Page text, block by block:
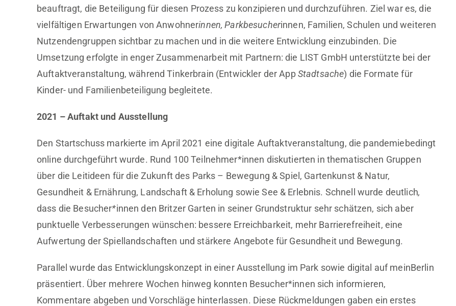
beauftragt, die Beteiligung für diesen Prozess zu konzipieren und durchzuführen. Ziel war es, die
vielfältigen Erwartungen von Anwohnerinnen, Parkbesucherinnen, Familien, Schulen und weiteren
Nutzendengruppen sichtbar zu machen und in die weitere Entwicklung einzubinden. Die
Umsetzung erfolgte in enger Zusammenarbeit mit Partnern: die LIST GmbH unterstützte bei der
Auftaktveranstaltung, während Tinkerbrain (Entwickler der AppStadtsache) die Formate für
Kinder- und Familienbeteiligung begleitete.
2021 – Auftakt und Ausstellung
Den Startschuss markierte im April 2021 eine digitale Auftaktveranstaltung, die pandemiebedingt
online durchgeführt wurde. Rund 100 Teilnehmer*innen diskutierten in thematischen Gruppen
über die Leitideen für die Zukunft des Parks – Bewegung & Spiel, Gartenkunst & Natur,
Gesundheit & Ernährung, Landschaft & Erholung sowie See & Erlebnis. Schnell wurde deutlich,
dass die Besucher*innen den Britzer Garten in seiner Grundstruktur sehr schätzen, sich aber
punktuelle Verbesserungen wünschen: bessere Erreichbarkeit, mehr Barrierefreiheit, eine
Aufwertung der Spiellandschaften und stärkere Angebote für Gesundheit und Bewegung.
Parallel wurde das Entwicklungskonzept in einer Ausstellung im Park sowie digital auf meinBerlin
präsentiert. Über mehrere Wochen hinweg konnten Besucher*innen sich informieren,
Kommentare abgeben und Vorschläge hinterlassen. Diese Rückmeldungen gaben ein erstes